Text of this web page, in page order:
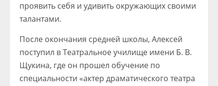
проявить себя и удивить окружающих своими
талантами.
После окончания средней школы, Алексей
поступил в Театральное училище имени Б. В.
Щукина, где он прошел обучение по
специальности «актер драматического театра